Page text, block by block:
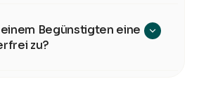
Begünstigten eine
zu?